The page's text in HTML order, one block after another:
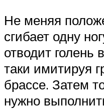
Не меняя
сгибает одну
отводит голень
таки имитируя
брассе. Затем
нужно